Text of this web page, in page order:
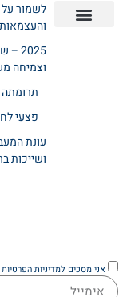
לשמור על
והעצמאות
וצמיחה
תרומתה
פצעי
עונת
ושייכות
אני מסכים למדיניות הפרטיות